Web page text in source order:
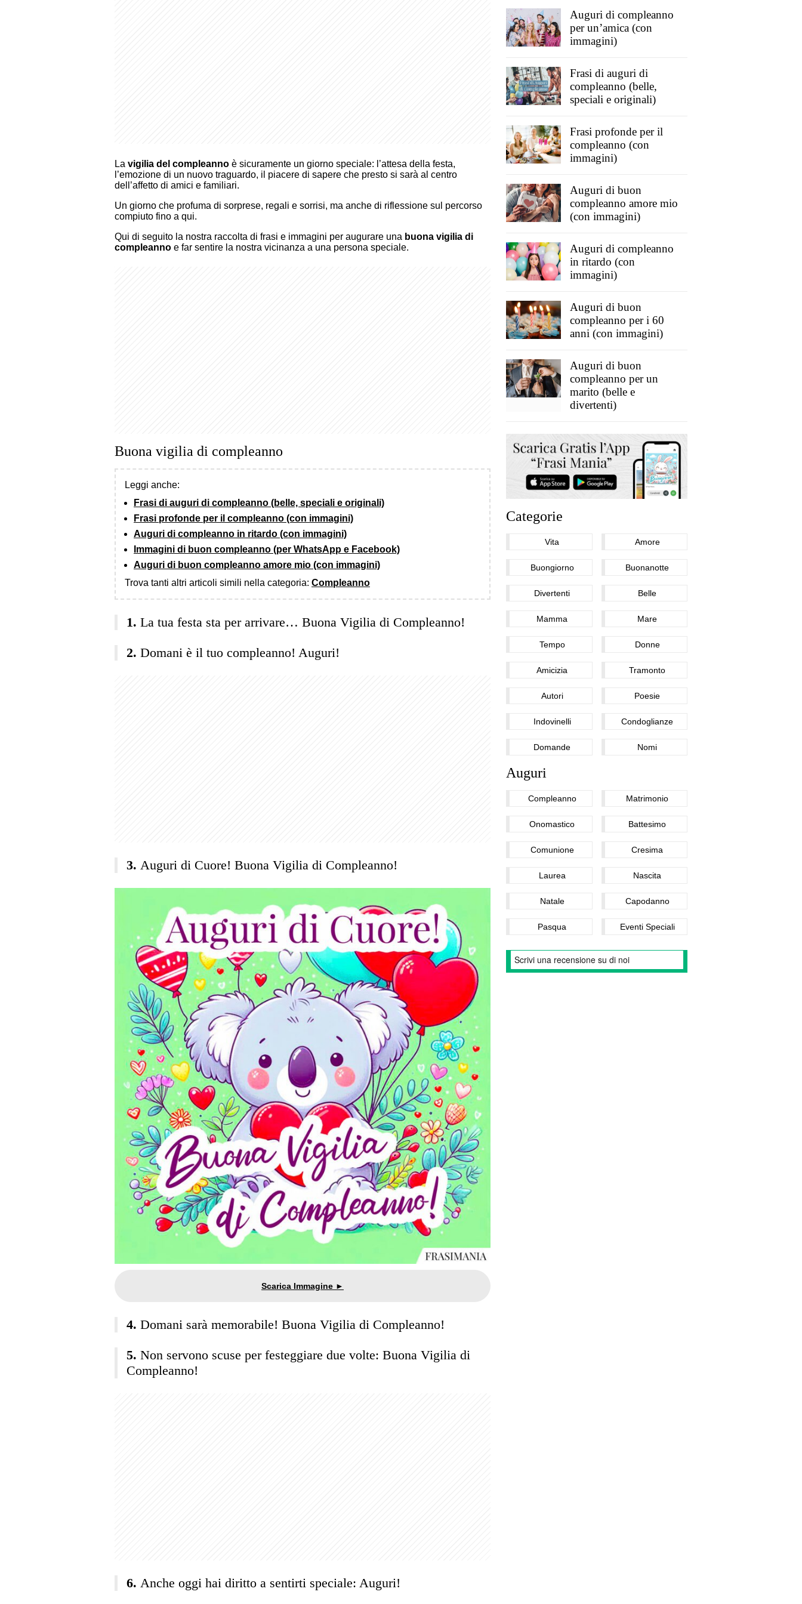
La vigilia del compleanno è sicuramente un giorno speciale: l’attesa della festa,
l’emozione di un nuovo traguardo, il piacere di sapere che presto si sarà al centro
dell’affetto di amici e familiari.
Un giorno che profuma di sorprese, regali e sorrisi, ma anche di riflessione sul percorso
compiuto fino a qui.
Qui di seguito la nostra raccolta di frasi e immagini per augurare una buona vigilia di
compleanno e far sentire la nostra vicinanza a una persona speciale.
Buona vigilia di compleanno
Leggi anche:
Frasi di auguri di compleanno (belle, speciali e originali)
Frasi profonde per il compleanno (con immagini)
Auguri di compleanno in ritardo (con immagini)
Immagini di buon compleanno (per WhatsApp e Facebook)
Auguri di buon compleanno amore mio (con immagini)
Trova tanti altri articoli simili nella categoria: Compleanno
La tua festa sta per arrivare… Buona Vigilia di Compleanno!
Domani è il tuo compleanno! Auguri!
Auguri di Cuore! Buona Vigilia di Compleanno!
Domani sarà memorabile! Buona Vigilia di Compleanno!
Non servono scuse per festeggiare due volte: Buona Vigilia di
Compleanno!
Anche oggi hai diritto a sentirti speciale: Auguri!
Auguri di compleanno
per un’amica (con
immagini)
Frasi di auguri di
compleanno (belle,
speciali e originali)
Frasi profonde per il
compleanno (con
immagini)
Auguri di buon
compleanno amore mio
(con immagini)
Auguri di compleanno
in ritardo (con
immagini)
Auguri di buon
compleanno per i 60
anni (con immagini)
Auguri di buon
compleanno per un
marito (belle e
divertenti)
Categorie
Vita Amore
Buongiorno Buonanotte
Divertenti Belle
Mamma Mare
Tempo Donne
Amicizia Tramonto
Autori Poesie
Indovinelli Condoglianze
Domande Nomi
Auguri
Compleanno Matrimonio
Onomastico Battesimo
Comunione Cresima
Laurea Nascita
Natale Capodanno
Pasqua Eventi Speciali